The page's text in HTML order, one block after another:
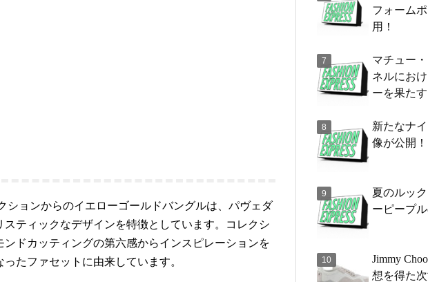
ションからのイエローゴールドバングルは、パヴェダ
ティックなデザインを特徴としています。コレクシ
ドカッティングの第六感からインスピレーションを
たファセットに由来しています。
フォーム
用！
マチュー
ネルにお
ーを果たす
新たなナ
像が公開！
夏のルッ
ーピープ
Jimmy
想を得た